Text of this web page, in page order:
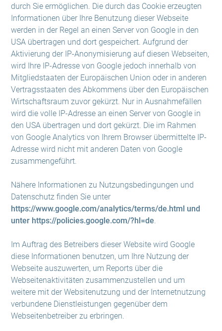
durch Sie ermöglichen. Die durch das Cookie erzeugten
Informationen über Ihre Benutzung dieser Webseite
werden in der Regel an einen Server von Google in den
USA übertragen und dort gespeichert. Aufgrund der
Aktivierung der IP-Anonymisierung auf diesen Webseiten,
wird Ihre IP-Adresse von Google jedoch innerhalb von
Mitgliedstaaten der Europäischen Union oder in anderen
Vertragsstaaten des Abkommens über den Europäischen
Wirtschaftsraum zuvor gekürzt. Nur in Ausnahmefällen
wird die volle IP-Adresse an einen Server von Google in
den USA übertragen und dort gekürzt. Die im Rahmen
von Google Analytics von Ihrem Browser übermittelte IP-
Adresse wird nicht mit anderen Daten von Google
zusammengeführt.
Nähere Informationen zu Nutzungsbedingungen und
Datenschutz finden Sie unter
https://www.google.com/analytics/terms/de.html und
unter https://policies.google.com/?hl=de.
Im Auftrag des Betreibers dieser Website wird Google
diese Informationen benutzen, um Ihre Nutzung der
Webseite auszuwerten, um Reports über die
Webseitenaktivitäten zusammenzustellen und um
weitere mit der Websitenutzung und der Internetnutzung
verbundene Dienstleistungen gegenüber dem
Webseitenbetreiber zu erbringen.